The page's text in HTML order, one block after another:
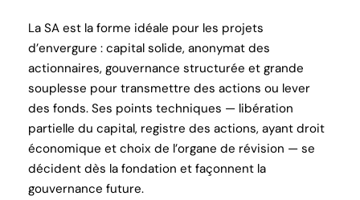
La SA est la forme idéale pour les projets
d’envergure : capital solide, anonymat des
actionnaires, gouvernance structurée et grande
souplesse pour transmettre des actions ou lever
des fonds. Ses points techniques — libération
partielle du capital, registre des actions, ayant droit
économique et choix de l’organe de révision — se
décident dès la fondation et façonnent la
gouvernance future.